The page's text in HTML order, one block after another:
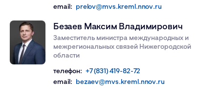
email: prelov@mvs.kreml.nnov.ru
Безаев Максим Владимирович
Заместитель министра международных и
межрегиональных связей Нижегородской
области
телефон: +7 (831) 419-82-72
email: bezaev@mvs.kreml.nnov.ru